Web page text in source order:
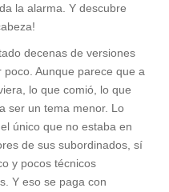
la alarma. Y descubre
decenas de versiones
Aunque parece que a
lo que comió, lo que
ser un tema menor. Lo
único que no estaba en
de sus subordinados, sí
y pocos técnicos
Y eso se paga con